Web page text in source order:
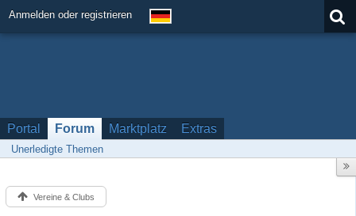
Anmelden oder registrieren
Portal Forum Marktplatz Extras
Unerledigte Themen
Vereine & Clubs